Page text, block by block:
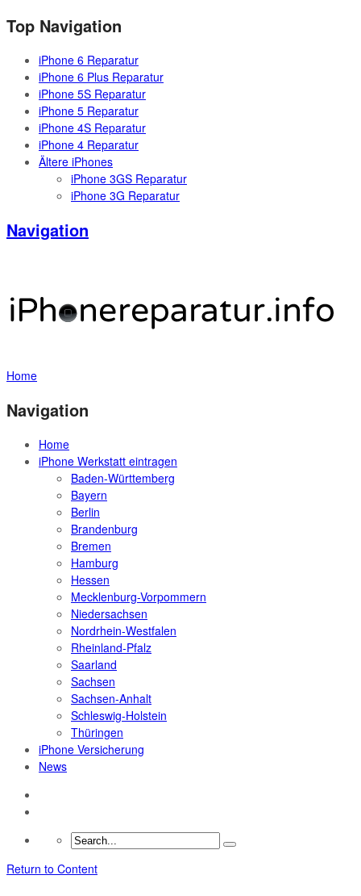
Top Navigation
iPhone 6 Reparatur
iPhone 6 Plus Reparatur
iPhone 5S Reparatur
iPhone 5 Reparatur
iPhone 4S Reparatur
iPhone 4 Reparatur
Ältere iPhones
iPhone 3GS Reparatur
iPhone 3G Reparatur
Navigation
Home
Navigation
Home
iPhone Werkstatt eintragen
Baden-Württemberg
Bayern
Berlin
Brandenburg
Bremen
Hamburg
Hessen
Mecklenburg-Vorpommern
Niedersachsen
Nordrhein-Westfalen
Rheinland-Pfalz
Saarland
Sachsen
Sachsen-Anhalt
Schleswig-Holstein
Thüringen
iPhone Versicherung
News
Return to Content